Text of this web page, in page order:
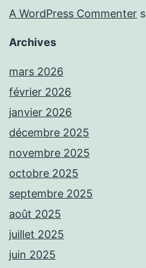
A WordPress Commenter
Archives
mars 2026
février 2026
janvier 2026
décembre 2025
novembre 2025
octobre 2025
septembre 2025
août 2025
juillet 2025
juin 2025